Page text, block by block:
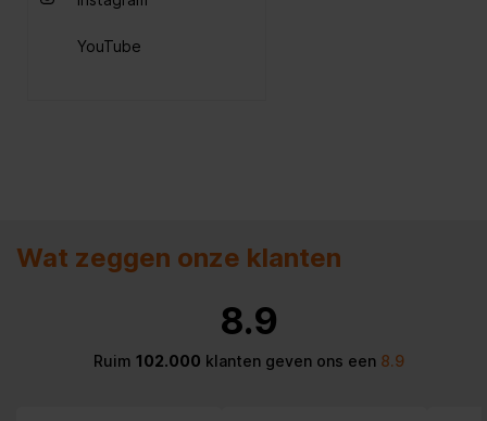
YouTube
Wat zeggen onze klanten
8.9
Ruim 102.000 klanten geven ons een8.9